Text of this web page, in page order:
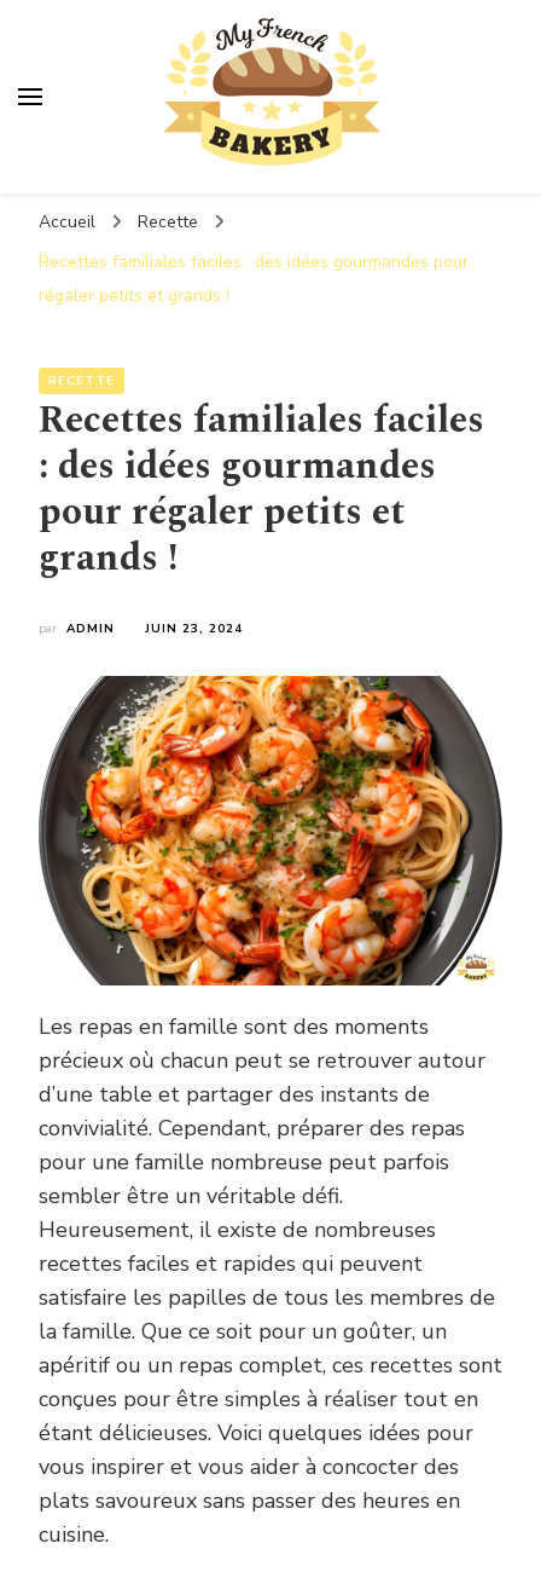
Accueil
Recette
Recettes familiales faciles : des idées gourmandes pour
régaler petits et grands !
RECETTE
Recettes familiales faciles
: des idées gourmandes
pour régaler petits et
grands !
par ADMIN JUIN 23, 2024
Les repas en famille sont des moments
précieux où chacun peut se retrouver autour
d’une table et partager des instants de
convivialité. Cependant, préparer des repas
pour une famille nombreuse peut parfois
sembler être un véritable défi.
Heureusement, il existe de nombreuses
recettes faciles et rapides qui peuvent
satisfaire les papilles de tous les membres de
la famille. Que ce soit pour un goûter, un
apéritif ou un repas complet, ces recettes sont
conçues pour être simples à réaliser tout en
étant délicieuses. Voici quelques idées pour
vous inspirer et vous aider à concocter des
plats savoureux sans passer des heures en
cuisine.